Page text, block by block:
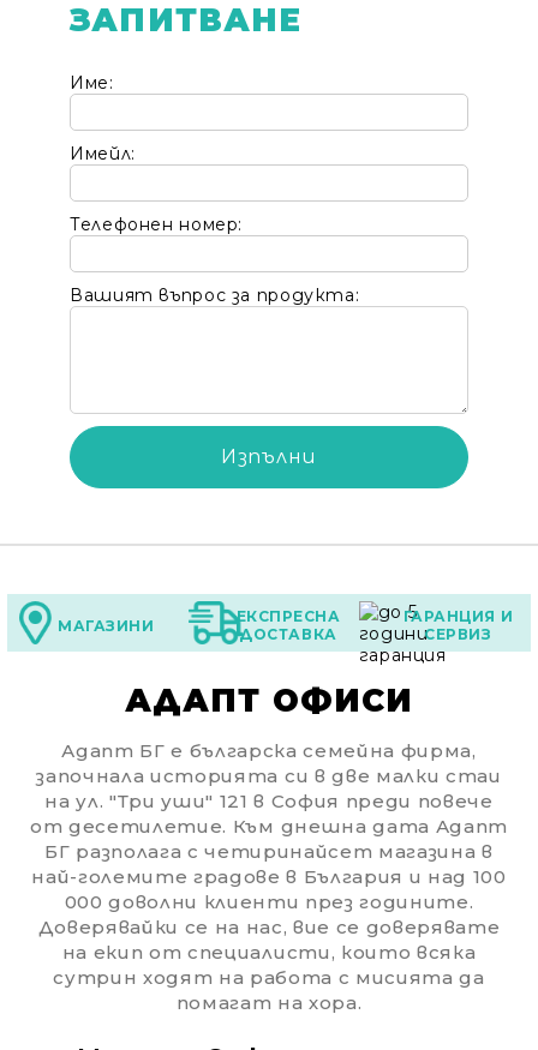
ЗАПИТВАНЕ
Име:
Имейл:
Телефонен номер:
Вашият въпрос за продукта:
МАГАЗИНИ
ЕКСПРЕСНА
ДОСТАВКА
ГАРАНЦИЯ И
СЕРВИЗ
АДАПТ ОФИСИ
Адапт БГ е българска семейна фирма,
започнала историята си в две малки стаи
на ул. "Три уши" 121 в София преди повече
от десетилетие. Към днешна дата Адапт
БГ разполага с четиринайсет магазина в
най-големите градове в България и над 100
000 доволни клиенти през годините.
Доверявайки се на нас, вие се доверявате
на екип от специалисти, които всяка
сутрин ходят на работа с мисията да
помагат на хора.